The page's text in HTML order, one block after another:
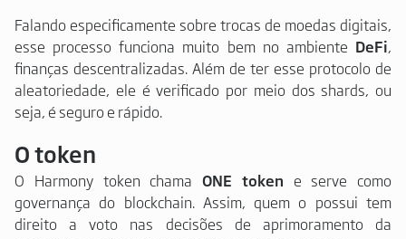
Falando especificamente sobre trocas de moedas digitais,
esse processo funciona muito bem no ambiente DeFi,
finanças descentralizadas. Além de ter esse protocolo de
aleatoriedade, ele é verificado por meio dos shards, ou
seja, é seguro e rápido.
O token
O Harmony token chama ONE token e serve como
governança do blockchain. Assim, quem o possui tem
direito a voto nas decisões de aprimoramento da